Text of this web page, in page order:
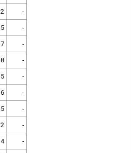
-
-
-
-
-
-
-
-
-